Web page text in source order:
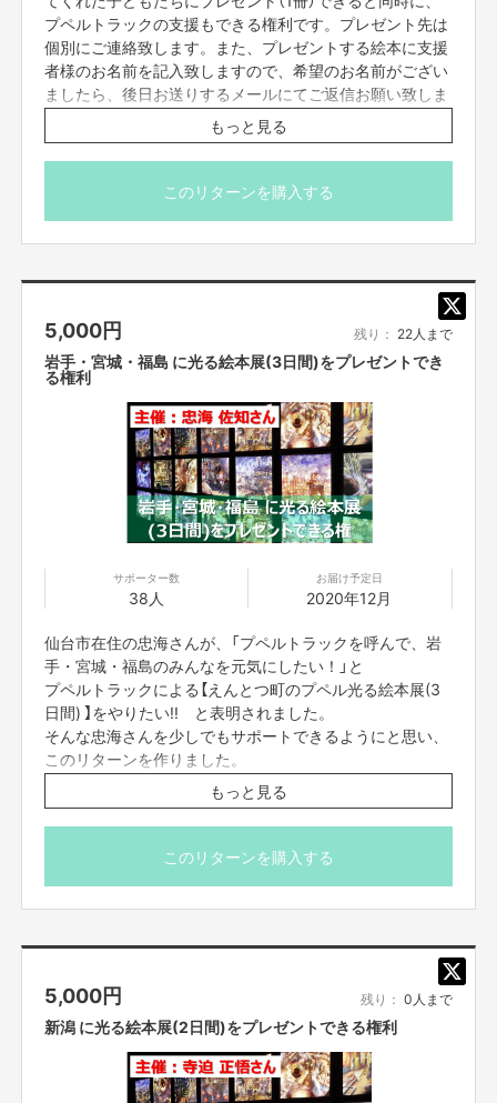
・4トントラック車体購入費
・外装ラッピング費
・内装改造費
・1年間の運営費
プペルトラックは作って終わりのプロジェクトではありません。
完成後は、全国のみなさんに継続的に光る絵本展をお届けできるように運営
私が「西野亮廣エンタメ研究所」に入会したのは2020年7月9日です。
中にはなぜそんなに急いでプペルトラックを作りたいのか疑問を持つ方もい
らっしゃるかもしれません。
浮足立っているんじゃないかと思われるかもしれません。
しかし、僕は今のこのタイミングでプペルトラックをどうしても作りたいと
理由は今年の年末に『映画 えんとつ町のプペル』が公開されるからです。
8月8日に「西野コンサル」を受け、西野亮廣さんにプペルトラックについて
相談させていただく機会を得ることができました。
・映画公開に合わせて、全国を走り回れたらおもしろい
・映画の後もおもしろいことができそう
このプロジェクトに共感していただき、様々なアイデアとアドバイスを頂戴
することができました。
プペルトラックで「光る絵本展」をお届けし、『映画 えんとつ町のプペル』を
くださったお客様が、光る絵本展に興味を持っていただけた時にはご要望に
お応えできないことが予想されます。プペルトラックは映画が公開される
2020年12月の完成を目指して動いていますので、すぐにみなさんのもとへ
駆けつけていける準備をしっかりと整えていきたいと思い、このタイミング
でクラウドファンディングをさせていただきました。
プペルトラックの支援もできる権利です。プレゼント先は
個別にご連絡致します。また、プレゼントする絵本に支援
者様のお名前を記入致しますので、希望のお名前がござい
ましたら、後日お送りするメールにてご返信お願い致しま
す。
※お届け予定日は「2020年12月」となっていますが、厳密
には「2020年12月以降」となります。
もっと見る
このリターンを購入する
5,000円 残り： 22人まで
岩手・宮城・福島 に光る絵本展(3日間)をプレゼントでき
る権利
サポーター数
38人
お届け予定日
2020年12月
仙台市在住の忠海さんが、「プペルトラックを呼んで、岩
手・宮城・福島のみんなを元気にしたい！」と
プペルトラックによる【えんとつ町のプペル光る絵本展(3
日間) 】をやりたい!! と表明されました。
そんな忠海さんを少しでもサポートできるようにと思い、
このリターンを作りました。
資金が集まらなかった場合、不足分を忠海さんが全額負担
することになりますが、
岩手・宮城・福島に「プペルトラック光る絵本展(3日間)」
お届け予定日は「2020年12月」となっていますが、厳密に
※このリターンで集まった支援は、全額『忠海さんが主催す
る開催権利(3日間)購入費用』として
忠海さんにお渡しいたします。
もっと見る
このリターンを購入する
5,000円 残り： 0人まで
新潟 に光る絵本展(2日間)をプレゼントできる権利